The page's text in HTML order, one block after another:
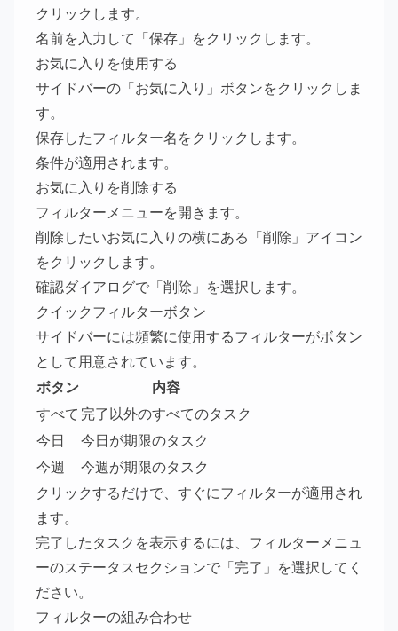
クリックします。
名前を入力して「保存」をクリックします。
お気に入りを使用する
サイドバーの「お気に入り」ボタンをクリックしま
す。
保存したフィルター名をクリックします。
条件が適用されます。
お気に入りを削除する
フィルターメニューを開きます。
削除したいお気に入りの横にある「削除」アイコン
をクリックします。
確認ダイアログで「削除」を選択します。
クイックフィルターボタン
サイドバーには頻繁に使用するフィルターがボタン
として用意されています。
ボタン
内容
すべて 完了以外のすべてのタスク
今日
今日が期限のタスク
今週
今週が期限のタスク
クリックするだけで、すぐにフィルターが適用され
ます。
完了したタスクを表示するには、フィルターメニュ
ーのステータスセクションで「完了」を選択してく
ださい。
フィルターの組み合わせ